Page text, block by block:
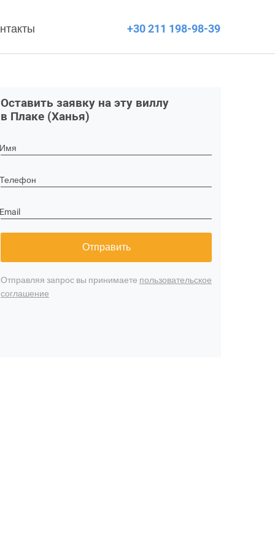
+30 211 198-98-39
Оставить заявку на эту виллу
в Плаке (Ханья)
Имя
Телефон
Email
Отправить
Отправляя запрос вы принимаете пользовательское
соглашение